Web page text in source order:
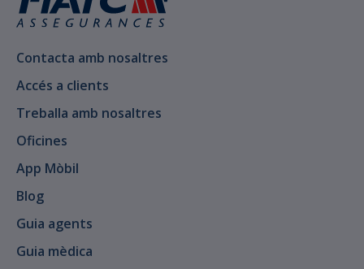
Contacta amb nosaltres
Accés a clients
Treballa amb nosaltres
Oficines
App Mòbil
Blog
Guia agents
Guia mèdica